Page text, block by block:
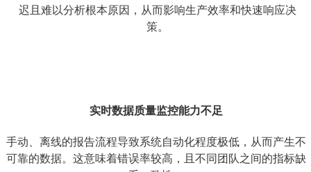
迟且难以分析根本原因，从而影响生产效率和快速响应决
策。
实时数据质量监控能力不足
手动、离线的报告流程导致系统自动化程度极低，从而产生不
可靠的数据。这意味着错误率较高，且不同团队之间的指标缺